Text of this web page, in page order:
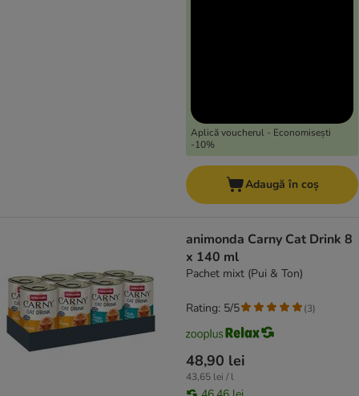
Aplică voucherul - Economisești
-10%
Adaugă în coș
animonda Carny Cat Drink 8
x 140 ml
Pachet mixt (Pui & Ton)
48,90 lei
43,65 lei / l
Rating: 5/5 (3)